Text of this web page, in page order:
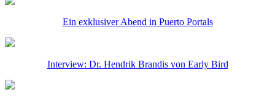
Ein exklusiver Abend in Puerto Portals
Interview: Dr. Hendrik Brandis von Early Bird